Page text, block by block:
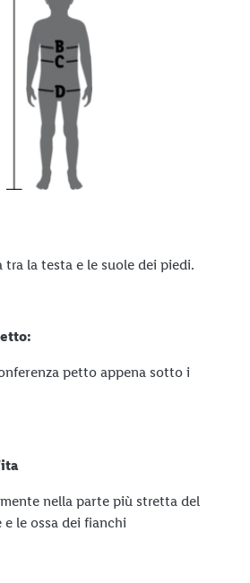
la testa e le suole dei piedi.
petto appena sotto i
nella parte più stretta del
le ossa dei fianchi